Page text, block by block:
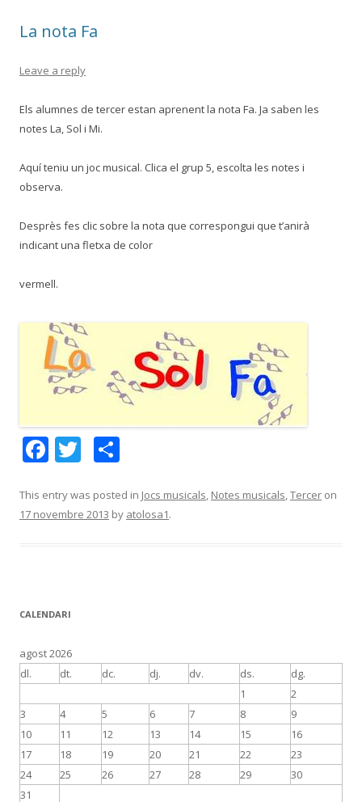
La nota Fa
Leave a reply
Els alumnes de tercer estan aprenent la nota Fa. Ja saben les
notes La, Sol i Mi.
Aquí teniu un joc musical. Clica el grup 5, escolta les notes i
observa.
Desprès fes clic sobre la nota que correspongui que t’anirà
indicant una fletxa de color
vermell.
F
e
b
k
T
itt
er
m
p
This entry was posted in Jocs musicals, Notes musicals,Tercer on
17 novembre 2013 by atolosa1.
CALENDARI
agost 2026
dl.
dt. dc. dj. dv. ds.
dg.
1
2
3
4 5 6 7 8
9
10
11 12 13 14 15
16
17
18 19 20 21 22
23
24
25 26 27 28 29
30
31